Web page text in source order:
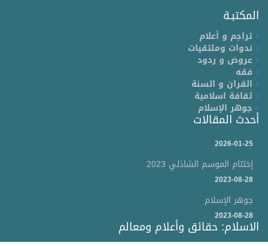
المكتبـة
تراجم و أعلام
ندوات وملتقيات
عروض و ردود
فقه
القران و السنة
ثقافة اسلامية
جوهر الإسلام
أحدث المقالات
2026-01-25
إختتام الموسم الشاذلي 2023
2023-08-28
جوهر الإسلام
2023-08-28
الاسلام: حقائق وأعلام ومعالم